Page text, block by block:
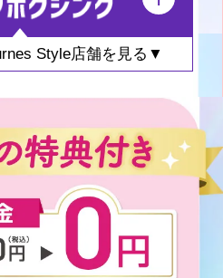
Style店舗を見る▼